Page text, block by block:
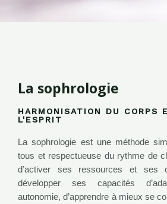
La sophrologie
HARMONISATION DU CORPS
L'ESPRIT
La sophrologie est une méthode
tous et respectueuse du rythme de
d’activer ses ressources et ses
développer ses capacités
autonomie, d’apprendre à mieux se